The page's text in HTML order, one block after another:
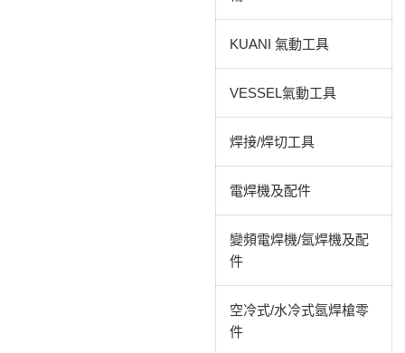
KUANI 氣動工具
VESSEL氣動工具
焊接/焊切工具
電焊機及配件
變頻電焊機/氬焊機及配
件
空冷式/水冷式氬焊槍零
件